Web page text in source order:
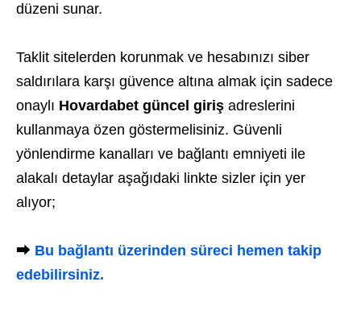
düzeni sunar.
Taklit sitelerden korunmak ve hesabınızı siber
saldırılara karşı güvence altına almak için sadece
onaylı Hovardabet güncel giriş adreslerini
kullanmaya özen göstermelisiniz. Güvenli
yönlendirme kanalları ve bağlantı emniyeti ile
alakalı detaylar aşağıdaki linkte sizler için yer
alıyor;
⮕ Bu bağlantı üzerinden süreci hemen takip
edebilirsiniz.